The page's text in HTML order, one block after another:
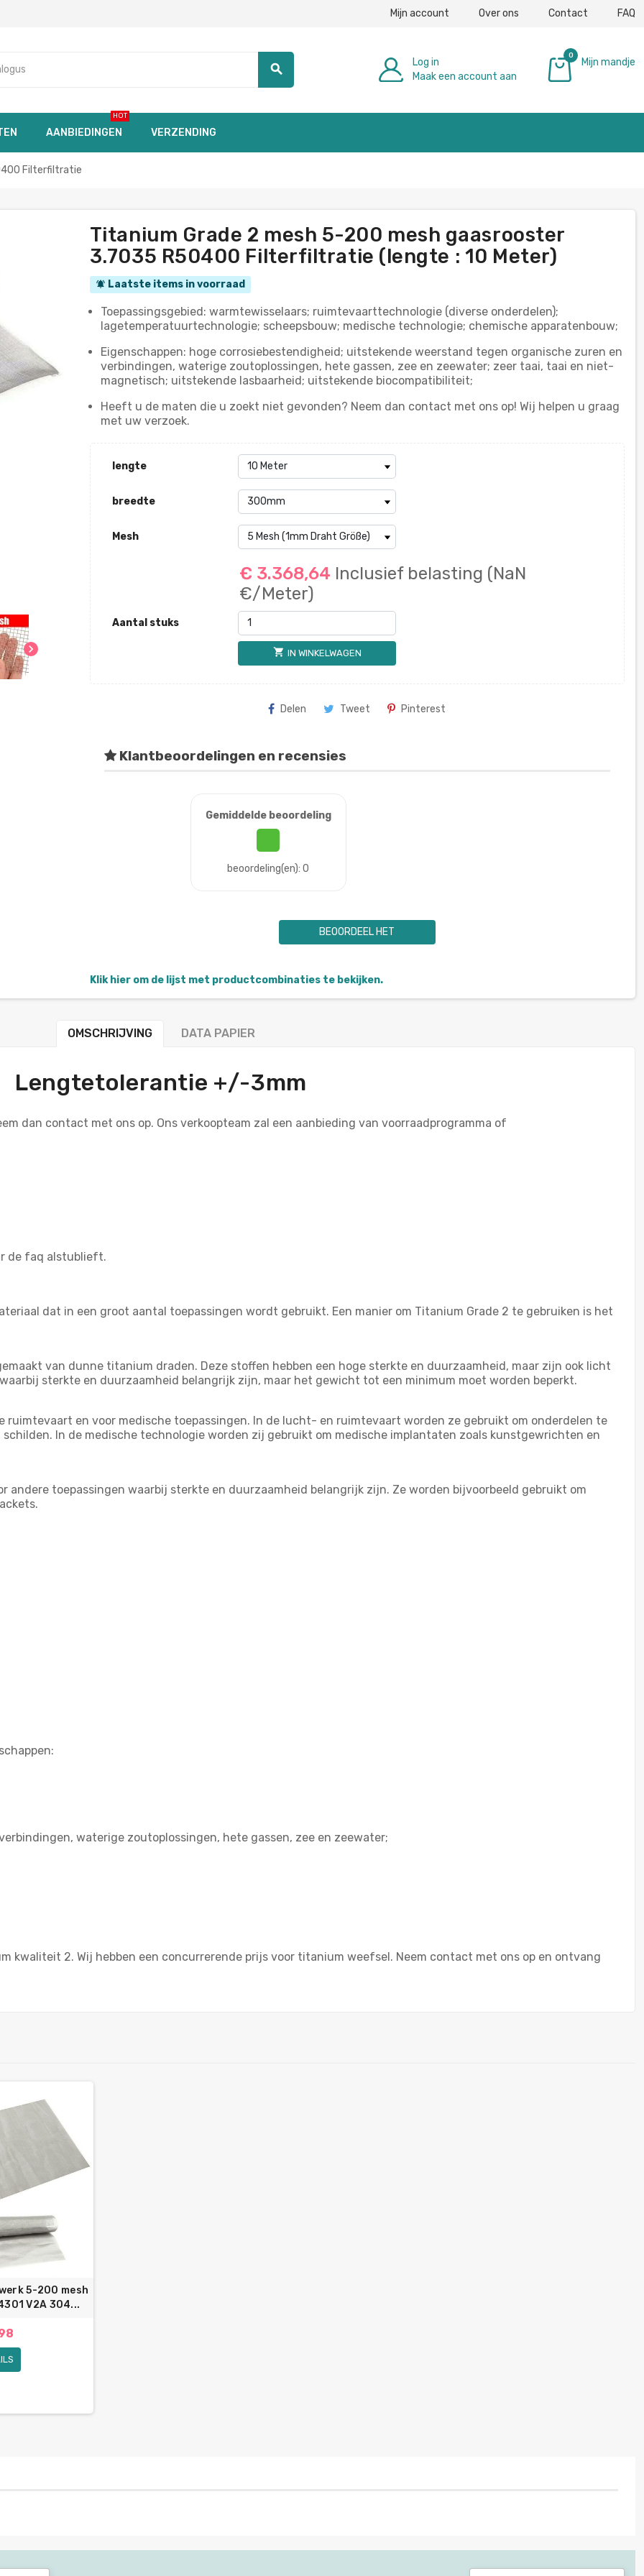
Mijn account Over ons Contact FAQ
search
Log in
Maak een account aan
0
Mijn mandje
AANBIEDINGEN
HOT
VERZENDING
Filterfiltratie
chevron_right
Titanium Grade 2 mesh 5-200 mesh gaasrooster
3.7035 R50400 Filterfiltratie (lengte : 10 Meter)
notifications_active Laatste items in voorraad
Toepassingsgebied: warmtewisselaars; ruimtevaarttechnologie (diverse onderdelen);
lagetemperatuurtechnologie; scheepsbouw; medische technologie; chemische apparatenbouw;
Eigenschappen: hoge corrosiebestendigheid; uitstekende weerstand tegen organische zuren en
verbindingen, waterige zoutoplossingen, hete gassen, zee en zeewater; zeer taai, taai en niet-
magnetisch; uitstekende lasbaarheid; uitstekende biocompatibiliteit;
Heeft u de maten die u zoekt niet gevonden? Neem dan contact met ons op! Wij helpen u graag
met uw verzoek.
lengte
breedte
Mesh
€ 3.368,64 Inclusief belasting (NaN
€/Meter)
Aantal stuks
shopping_cart IN WINKELWAGEN
Delen Tweet Pinterest
Klantbeoordelingen en recensies
Gemiddelde beoordeling
beoordeling(en): 0
BEOORDEEL HET
Klik hier om de lijst met productcombinaties te bekijken.
OMSCHRIJVING DATA PAPIER
Lengtetolerantie +/-3mm
dan contact met ons op. Ons verkoopteam zal een aanbieding van voorraadprogramma of
de faq alstublieft.
dat in een groot aantal toepassingen wordt gebruikt. Een manier om Titanium Grade 2 te gebruiken is het
van dunne titanium draden. Deze stoffen hebben een hoge sterkte en duurzaamheid, maar zijn ook licht
sterkte en duurzaamheid belangrijk zijn, maar het gewicht tot een minimum moet worden beperkt.
en voor medische toepassingen. In de lucht- en ruimtevaart worden ze gebruikt om onderdelen te
In de medische technologie worden zij gebruikt om medische implantaten zoals kunstgewrichten en
andere toepassingen waarbij sterkte en duurzaamheid belangrijk zijn. Ze worden bijvoorbeeld gebruikt om
waterige zoutoplossingen, hete gassen, zee en zeewater;
kwaliteit 2. Wij hebben een concurrerende prijs voor titanium weefsel. Neem contact met ons op en ontvang
5-200 mesh
V2A 304...